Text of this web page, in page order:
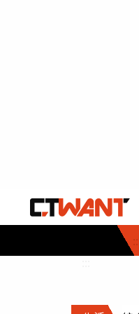
社會首
時事
調查